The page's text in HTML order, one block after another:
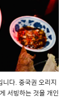
니다. 중국권 오리지
서빙하는 것을 개인